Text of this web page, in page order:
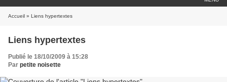
Accueil » Liens hypertextes
Liens hypertextes
Publié le 18/10/2009 à 15:28
Par petite noisette